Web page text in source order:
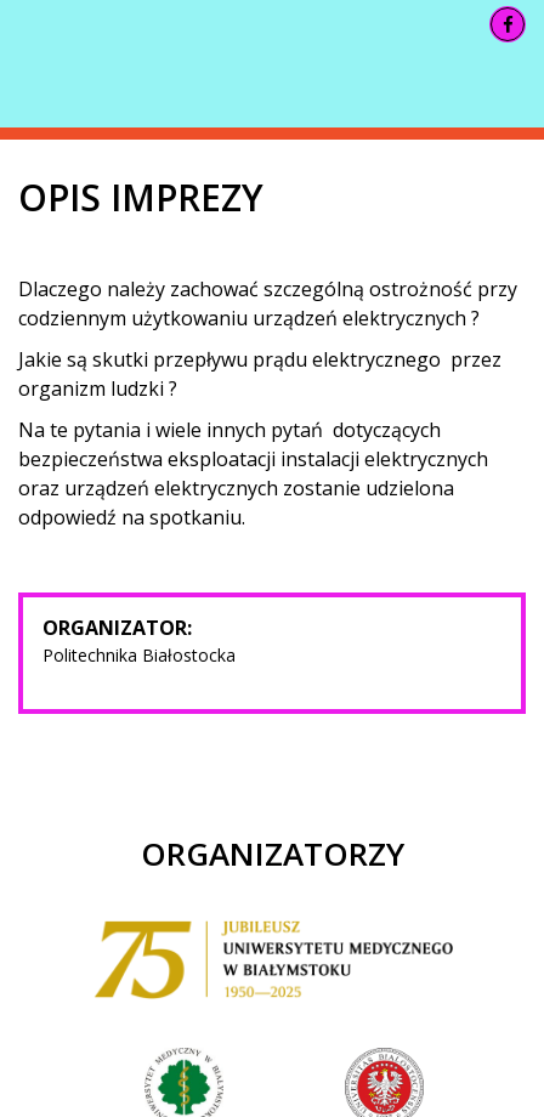
OPIS IMPREZY
Dlaczego należy zachować szczególną ostrożność przy
codziennym użytkowaniu urządzeń elektrycznych ?
Jakie są skutki przepływu prądu elektrycznego przez
organizm ludzki ?
Na te pytania i wiele innych pytań dotyczących
bezpieczeństwa eksploatacji instalacji elektrycznych
oraz urządzeń elektrycznych zostanie udzielona
odpowiedź na spotkaniu.
ORGANIZATOR:
Politechnika Białostocka
ORGANIZATORZY